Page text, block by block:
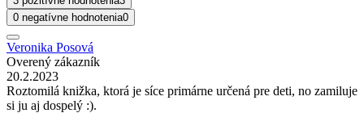
0 negatívne hodnotenia0
Veronika Posová
Overený zákazník
20.2.2023
Roztomilá knižka, ktorá je síce primárne určená pre deti, no zamiluje
si ju aj dospelý :).